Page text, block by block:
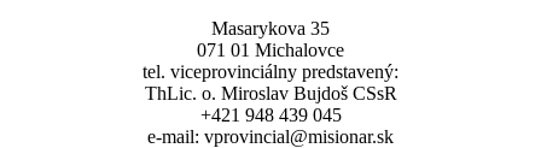
Masarykova 35
071 01 Michalovce
tel. viceprovinciálny predstavený:
ThLic. o. Miroslav Bujdoš CSsR
+421 948 439 045
e-mail: vprovincial@misionar.sk